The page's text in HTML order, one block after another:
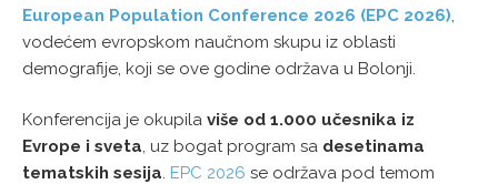
European Population Conference 2026 (EPC 2026)
vodećem evropskom naučnom skupu iz oblasti
demografije, koji se ove godine održava u Bolonji.
Konferencija je okupila više od 1.000 učesnika iz
Evrope i sveta, uz bogat program sa desetinama
tematskih sesija. EPC 2026 se održava pod temom